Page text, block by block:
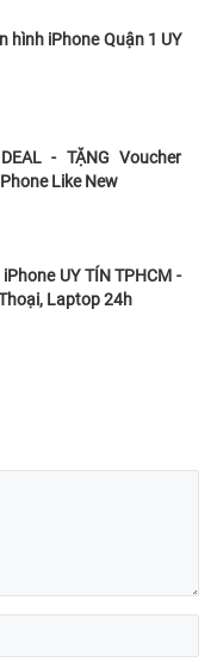
hình iPhone Quận 1 UY
- TẶNG Voucher
Like New
UY TÍN TPHCM -
Laptop 24h